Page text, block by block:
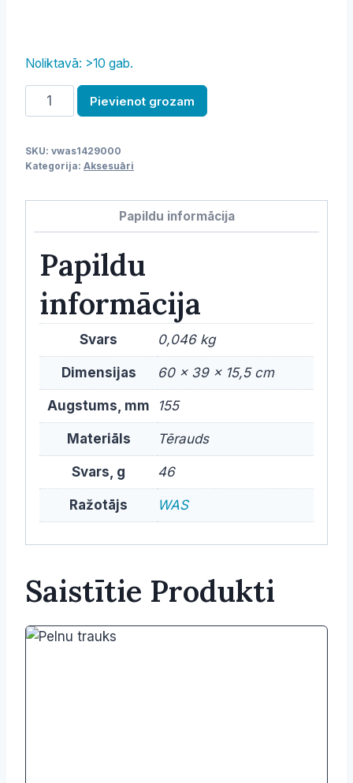
Noliktavā: >10 gab.
Miets
čekiem
Pievienot grozam
SKU: vwas1429000
Kategorija: Aksesuāri
Papildu informācija
Papildu
informācija
Svars 0,046 kg
Dimensijas 60 × 39 × 15,5 cm
Augstums, mm 155
Materiāls Tērauds
Svars, g 46
Ražotājs WAS
Saistītie Produkti